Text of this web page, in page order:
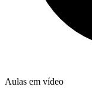
Aulas em vídeo